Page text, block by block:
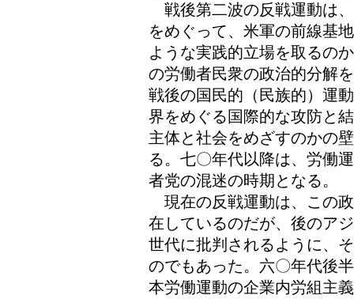
戦後第二波の反戦運動は
をめぐって、米軍の前線基
ような実践的立場を取るの
の労働者民衆の政治的分解
戦後の国民的（民族的）運
界をめぐる国際的な攻防と
主体と社会をめざすのかの
る。七〇年代以降は、労働
者党の混迷の時期となる。
現在の反戦運動は、この
在しているのだが、後のア
世代に批判されるように、
のでもあった。六〇年代後
本労働運動の企業内労組主